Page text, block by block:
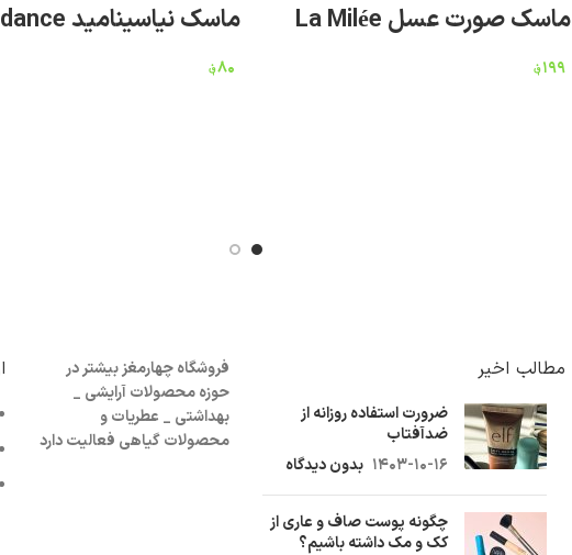
ماسک صورت عسل La Milée
۱۹۹؋
ماسک نیاسینامید biodance
۸۰؋
مطالب اخیر
ضرورت استفاده روزانه از
ضدآفتاب
۱۴۰۳-۱۰-۱۶ بدون دیدگاه
چگونه پوست صاف و عاری از
کک و مک داشته باشیم؟
فروشگاه چهارمغز بیشتر در
حوزه محصولات آرایشی _
بهداشتی _ عطریات و
محصولات گیاهی فعالیت دارد